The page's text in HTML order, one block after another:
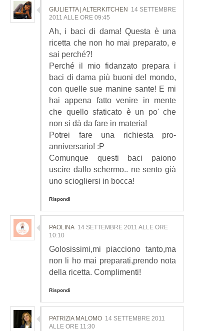
GIULIETTA | ALTERKITCHEN 14 SETTEMBRE
2011 ALLE ORE 09:45
Ah, i baci di dama! Questa è una
ricetta che non ho mai preparato, e
sai perché?!
Perché il mio fidanzato prepara i
baci di dama più buoni del mondo,
con quelle sue manine sante! E mi
hai appena fatto venire in mente
che quello sfaticato è un po' che
non si dà da fare in materia!
Potrei fare una richiesta pro-
anniversario! :P
Comunque questi baci paiono
uscire dallo schermo.. ne sento già
uno sciogliersi in bocca!
Rispondi
PAOLINA 14 SETTEMBRE 2011 ALLE ORE
10:10
Golosissimi,mi piacciono tanto,ma
non li ho mai preparati,prendo nota
della ricetta. Complimenti!
Rispondi
PATRIZIA MALOMO 14 SETTEMBRE 2011
ALLE ORE 11:30